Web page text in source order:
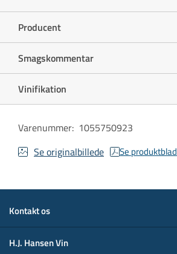
Producent
Smagskommentar
Vinifikation
Varenummer: 1055750923
Se originalbillede
Se produktblad
Kontakt os
H.J. Hansen Vin